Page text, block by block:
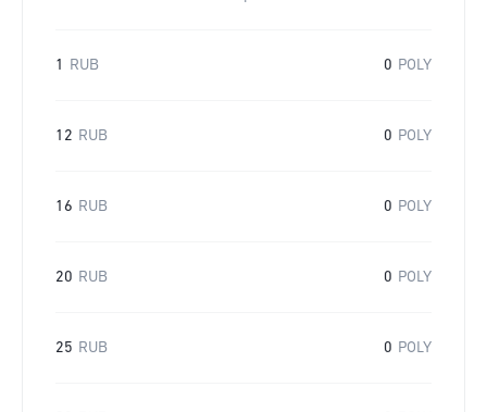
1 RUB 0 POLY
12 RUB 0 POLY
16 RUB 0 POLY
20 RUB 0 POLY
25 RUB 0 POLY